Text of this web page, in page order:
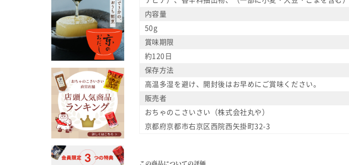
内容量
50g
賞味期限
約120日
保存方法
高温多湿を避け、開封後はお早めにご賞味ください。
販売者
おちゃのこさいさい（株式会社丸や）
京都府京都市右京区西院西矢掛町32-3